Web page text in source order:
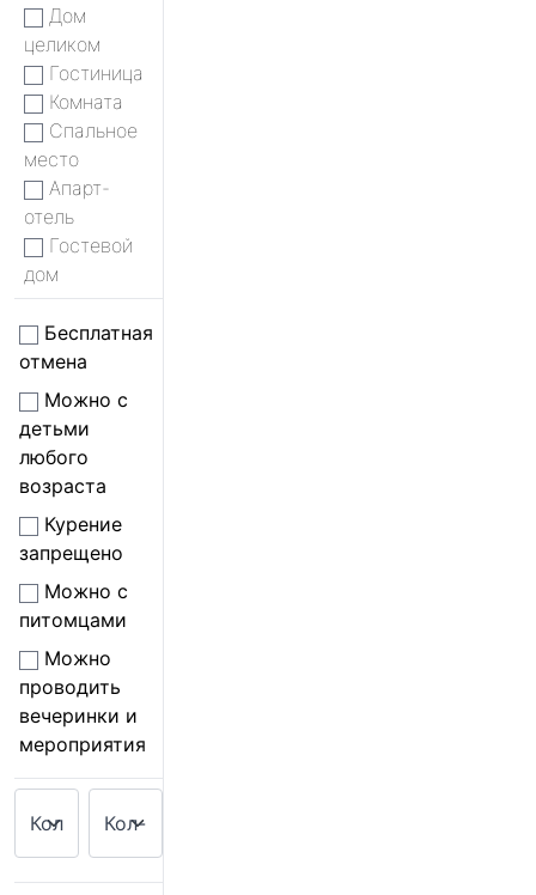
Дом
целиком
Гостиница
Комната
Спальное
место
Апарт-
отель
Гостевой
дом
Бесплатная
отмена
Можно с
детьми
любого
возраста
Курение
запрещено
Можно с
питомцами
Можно
проводить
вечеринки и
мероприятия